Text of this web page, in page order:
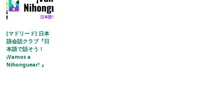
[マドリード] 日本
語会話クラブ『日
本語で話そう！
¡Vamos a
Nihonguear! 』